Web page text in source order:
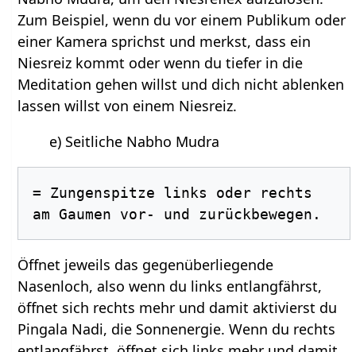
Zum Beispiel, wenn du vor einem Publikum oder
einer Kamera sprichst und merkst, dass ein
Niesreiz kommt oder wenn du tiefer in die
Meditation gehen willst und dich nicht ablenken
lassen willst von einem Niesreiz.
e) Seitliche Nabho Mudra
= Zungenspitze links oder rechts
Öffnet jeweils das gegenüberliegende
Nasenloch, also wenn du links entlangfährst,
öffnet sich rechts mehr und damit aktivierst du
Pingala Nadi, die Sonnenergie. Wenn du rechts